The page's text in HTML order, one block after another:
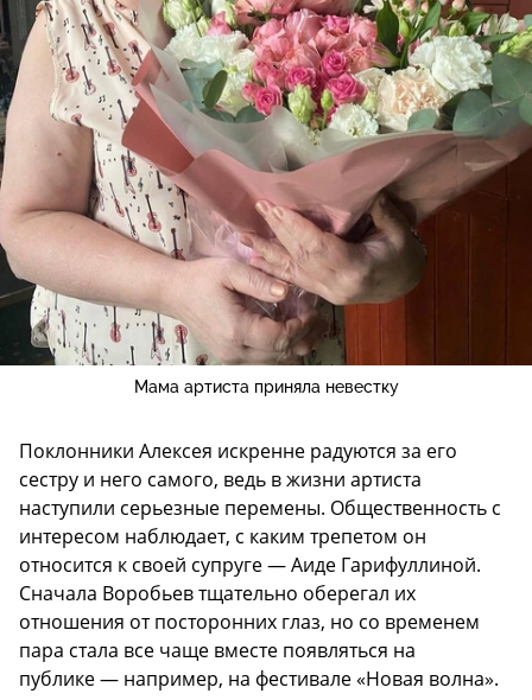
Мама артиста приняла невестку
Поклонники Алексея искренне радуются за его
сестру и него самого, ведь в жизни артиста
наступили серьезные перемены. Общественность с
интересом наблюдает, с каким трепетом он
относится к своей супруге — Аиде Гарифуллиной.
Сначала Воробьев тщательно оберегал их
отношения от посторонних глаз, но со временем
пара стала все чаще вместе появляться на
публике — например, на фестивале «Новая волна».